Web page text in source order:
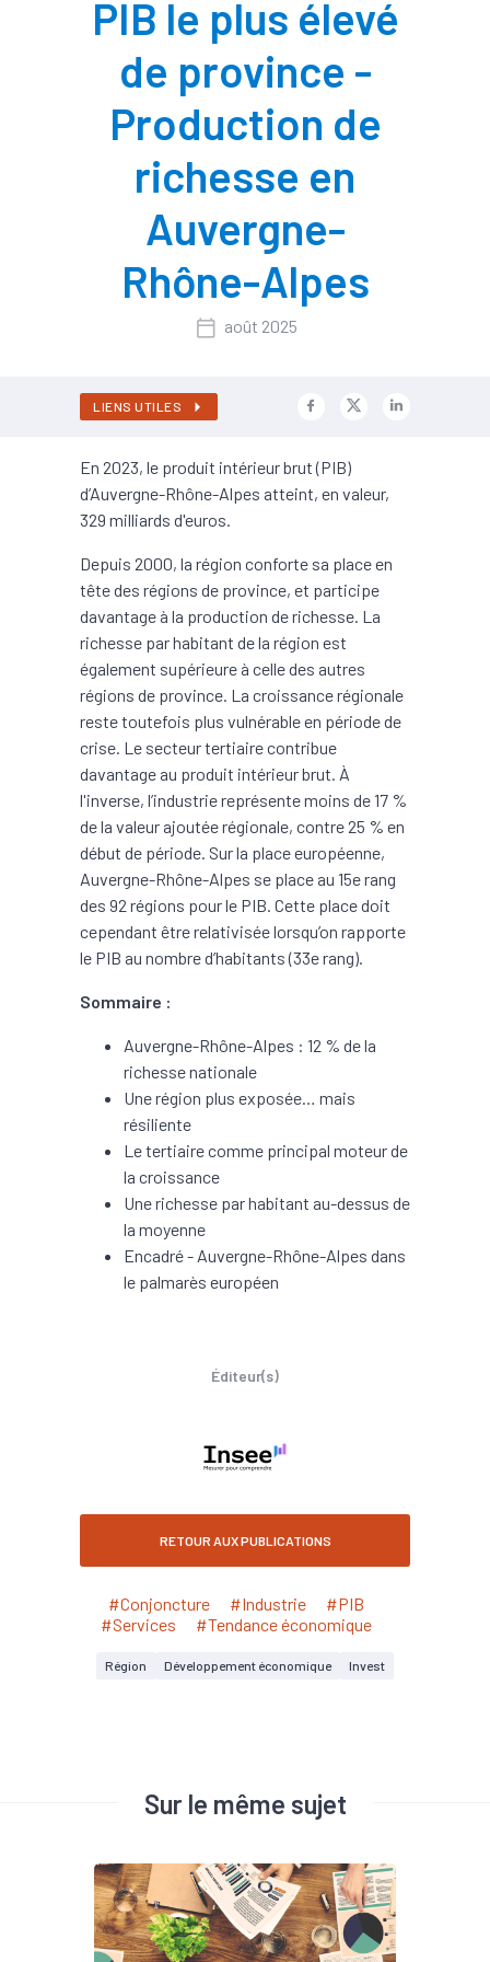
PIB le plus élevé
de province -
Production de
richesse en
Auvergne-
Rhône-Alpes
août 2025
LIENS UTILES
En 2023, le produit intérieur brut (PIB)
d’Auvergne-Rhône-Alpes atteint, en valeur,
329 milliards d'euros.
Depuis 2000, la région conforte sa place en
tête des régions de province, et participe
davantage à la production de richesse. La
richesse par habitant de la région est
également supérieure à celle des autres
régions de province. La croissance régionale
reste toutefois plus vulnérable en période de
crise. Le secteur tertiaire contribue
davantage au produit intérieur brut. À
l'inverse, l’industrie représente moins de 17 %
de la valeur ajoutée régionale, contre 25 % en
début de période. Sur la place européenne,
Auvergne-Rhône-Alpes se place au 15e rang
des 92 régions pour le PIB. Cette place doit
cependant être relativisée lorsqu’on rapporte
le PIB au nombre d’habitants (33e rang).
Sommaire :
Auvergne-Rhône-Alpes : 12 % de la
richesse nationale
Une région plus exposée… mais
résiliente
Le tertiaire comme principal moteur de
la croissance
Une richesse par habitant au-dessus de
la moyenne
Encadré - Auvergne-Rhône-Alpes dans
le palmarès européen
Éditeur(s)
RETOUR AUX PUBLICATIONS
#Conjoncture #Industrie
#PIB
#Services
#Tendance économique
Région Développement économique Invest
Sur le même sujet